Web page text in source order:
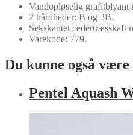
Vandopløselig grafitblyant
2 hårdheder: B og 3B.
Sekskantet cedertræsskaft
Varekode: 779.
Du kunne også
Pentel Aquash